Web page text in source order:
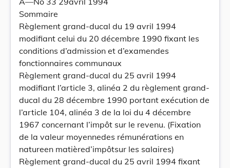
Sommaire
Règlement grand-ducal du 19 avril 1994
modifiant celui du 20 décembre 1990 fixant les
conditions d’admission et d’examendes
fonctionnaires communaux
Règlement grand-ducal du 25 avril 1994
modifiant l’article 3, alinéa 2 du règlement grand-
ducal du 28 décembre 1990 portant exécution de
l’article 104, alinéa 3 de la loi du 4 décembre
1967 concernant l’impôt sur le revenu. (Fixation
de la valeur moyennedes rémunérations en
natureen matièred’impôtsur les salaires)
Règlement grand-ducal du 25 avril 1994 fixant